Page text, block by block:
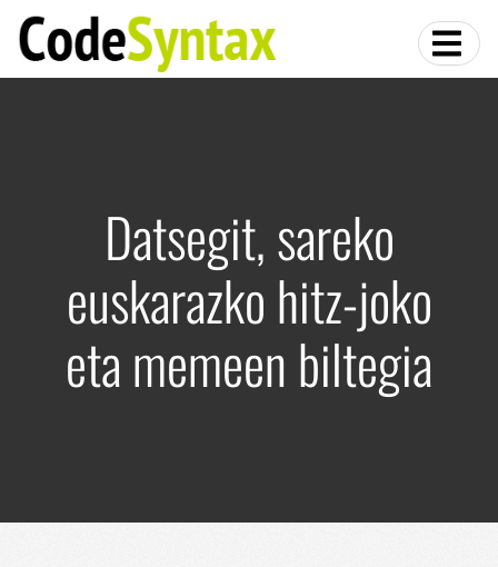
Datsegit, sareko
euskarazko hitz-joko
eta memeen biltegia